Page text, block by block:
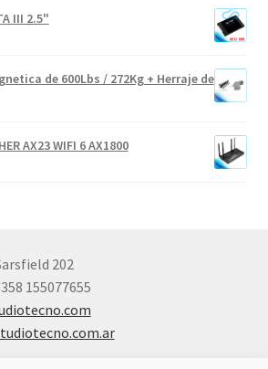
III 2.5"
de 600Lbs / 272Kg + Herraje de
AX23 WIFI 6 AX1800
202
155077655